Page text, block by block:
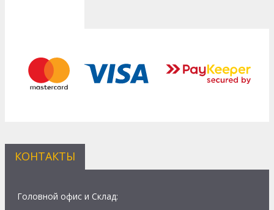
КОНТАКТЫ
Головной офис и Склад: